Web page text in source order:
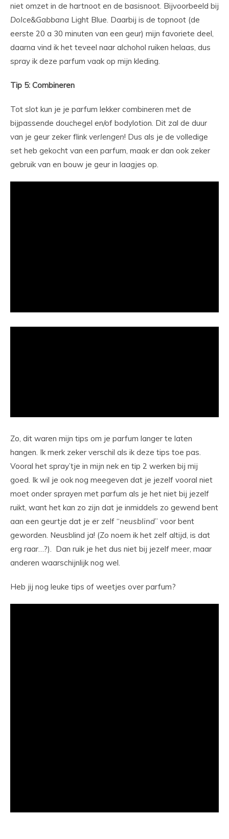
niet omzet in de hartnoot en de basisnoot. Bijvoorbeeld bij
Dolce&Gabbana Light Blue. Daarbij is de topnoot (de
eerste 20 a 30 minuten van een geur) mijn favoriete deel,
daarna vind ik het teveel naar alchohol ruiken helaas, dus
spray ik deze parfum vaak op mijn kleding.
Tip 5: Combineren
Tot slot kun je je parfum lekker combineren met de
bijpassende douchegel en/of bodylotion. Dit zal de duur
van je geur zeker flink verlengen! Dus als je de volledige
set heb gekocht van een parfum, maak er dan ook zeker
gebruik van en bouw je geur in laagjes op.
Zo, dit waren mijn tips om je parfum langer te laten
hangen. Ik merk zeker verschil als ik deze tips toe pas.
Vooral het spray’tje in mijn nek en tip 2 werken bij mij
goed. Ik wil je ook nog meegeven dat je jezelf vooral niet
moet onder sprayen met parfum als je het niet bij jezelf
ruikt, want het kan zo zijn dat je inmiddels zo gewend bent
aan een geurtje dat je er zelf “neusblind” voor bent
geworden. Neusblind ja! (Zo noem ik het zelf altijd, is dat
erg raar…?). Dan ruik je het dus niet bij jezelf meer, maar
anderen waarschijnlijk nog wel.
Heb jij nog leuke tips of weetjes over parfum?